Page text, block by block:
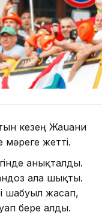
кезең Жаuани
жетті.
анықталды.
алға шықты.
шабуыл жасап,
бере алды.